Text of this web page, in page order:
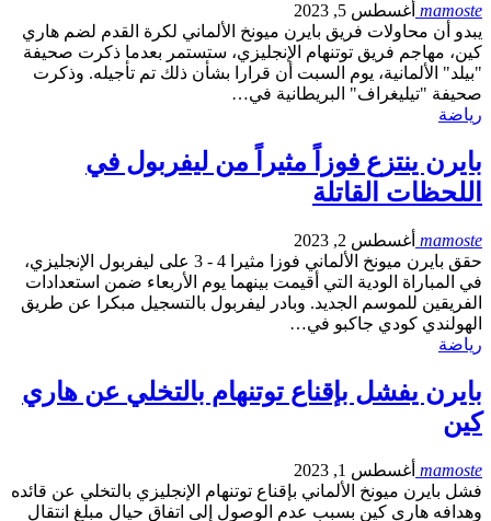
mamoste أغسطس 5, 2023
يبدو أن محاولات فريق بايرن ميونخ الألماني لكرة القدم لضم هاري
كين، مهاجم فريق توتنهام الإنجليزي، ستستمر بعدما ذكرت صحيفة
"بيلد" الألمانية، يوم السبت أن قرارا بشأن ذلك تم تأجيله. وذكرت
صحيفة "تيليغراف" البريطانية في…
رياضة
بايرن ينتزع فوزاً مثيراً من ليفربول في
اللحظات القاتلة
mamoste أغسطس 2, 2023
حقق بايرن ميونخ الألماني فوزا مثيرا 4 - 3 على ليفربول الإنجليزي،
في المباراة الودية التي أقيمت بينهما يوم الأربعاء ضمن استعدادات
الفريقين للموسم الجديد. وبادر ليفربول بالتسجيل مبكرا عن طريق
الهولندي كودي جاكبو في…
رياضة
بايرن يفشل بإقناع توتنهام بالتخلي عن هاري
كين
mamoste أغسطس 1, 2023
فشل بايرن ميونخ الألماني بإقناع توتنهام الإنجليزي بالتخلي عن قائده
وهدافه هاري كين بسبب عدم الوصول إلى اتفاق حيال مبلغ انتقال